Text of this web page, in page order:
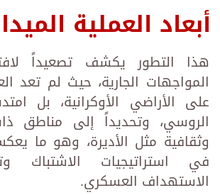
أبعاد العملية
هذا التطور يكشف تصعيداً
المواجهات الجارية، حيث لم تعد
على الأراضي الأوكرانية، بل
الروسي، وتحديداً إلى مناطق
وثقافية مثل الأديرة، وهو ما
في استراتيجيات الاشتباك
الاستهداف العسكري.